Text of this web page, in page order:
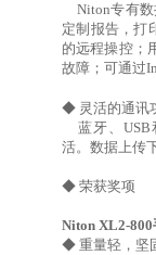
Niton专有数
定制报告，打
的远程操控；
故障；可通过
◆ 灵活的通讯
蓝牙、USB
活。数据上传
◆ 荣获奖项
Niton XL2-
◆ 重量轻，坚